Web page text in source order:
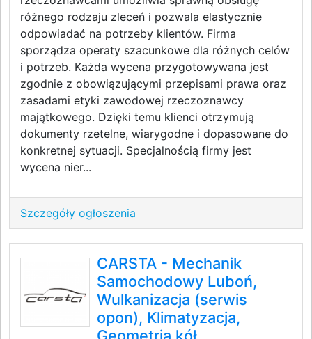
różnego rodzaju zleceń i pozwala elastycznie
odpowiadać na potrzeby klientów. Firma
sporządza operaty szacunkowe dla różnych celów
i potrzeb. Każda wycena przygotowywana jest
zgodnie z obowiązującymi przepisami prawa oraz
zasadami etyki zawodowej rzeczoznawcy
majątkowego. Dzięki temu klienci otrzymują
dokumenty rzetelne, wiarygodne i dopasowane do
konkretnej sytuacji. Specjalnością firmy jest
wycena nier...
Szczegóły ogłoszenia
CARSTA - Mechanik
Samochodowy Luboń,
Wulkanizacja (serwis
opon), Klimatyzacja,